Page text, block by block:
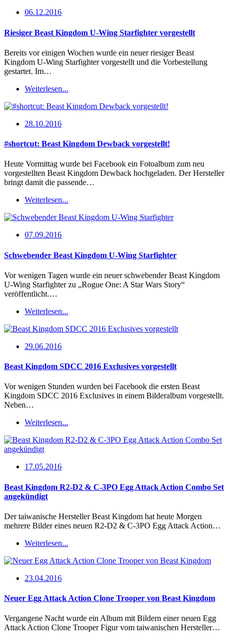
06.12.2016
Riesiger Beast Kingdom U-Wing Starfighter vorgestellt
Bereits vor einigen Wochen wurde ein neuer riesiger Beast
Kingdom U-Wing Starfighter vorgestellt und die Vorbestellung
gestartet. Im…
Weiterlesen...
28.10.2016
#shortcut: Beast Kingdom Dewback vorgestellt!
Heute Vormittag wurde bei Facebook ein Fotoalbum zum neu
vorgestellten Beast Kingdom Dewback hochgeladen. Der Hersteller
bringt damit die passende…
Weiterlesen...
07.09.2016
Schwebender Beast Kingdom U-Wing Starfighter
Vor wenigen Tagen wurde ein neuer schwebender Beast Kingdom
U-Wing Starfighter zu „Rogue One: A Star Wars Story“
veröffentlicht.…
Weiterlesen...
29.06.2016
Beast Kingdom SDCC 2016 Exclusives vorgestellt
Vor wenigen Stunden wurden bei Facebook die ersten Beast
Kingdom SDCC 2016 Exclusives in einem Bilderalbum vorgestellt.
Neben…
Weiterlesen...
17.05.2016
Beast Kingdom R2-D2 & C-3PO Egg Attack Action Combo Set
angekündigt
Der taiwanische Hersteller Beast Kingdom hat heute Morgen
mehrere Bilder eines neuen R2-D2 & C-3PO Egg Attack Action…
Weiterlesen...
23.04.2016
Neuer Egg Attack Action Clone Trooper von Beast Kingdom
Vergangene Nacht wurde ein Album mit Bildern einer neuen Egg
Attack Action Clone Trooper Figur vom taiwanischen Hersteller…